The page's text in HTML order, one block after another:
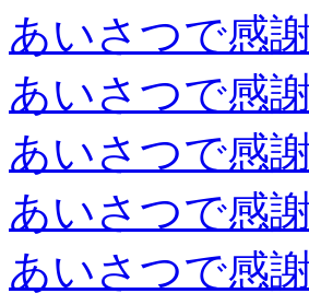
あいさつで感
あいさつで感
あいさつで感
あいさつで感
あいさつで感